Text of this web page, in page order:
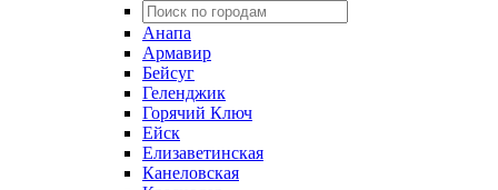
Анапа
Армавир
Бейсуг
Геленджик
Горячий Ключ
Ейск
Елизаветинская
Канеловская